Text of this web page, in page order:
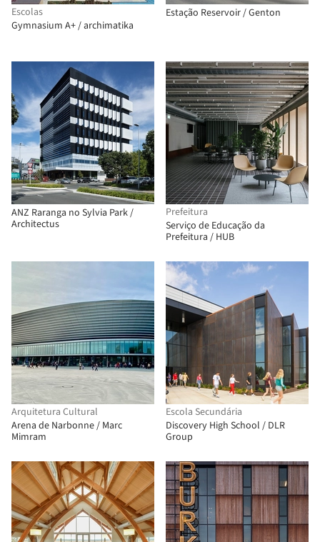
Escolas
Gymnasium А+ / archimatika
Estação Reservoir / Genton
ANZ Raranga no Sylvia Park /
Architectus
Prefeitura
Serviço de Educação da
Prefeitura / HUB
Arquitetura Cultural
Arena de Narbonne / Marc
Mimram
Escola Secundária
Discovery High School / DLR
Group